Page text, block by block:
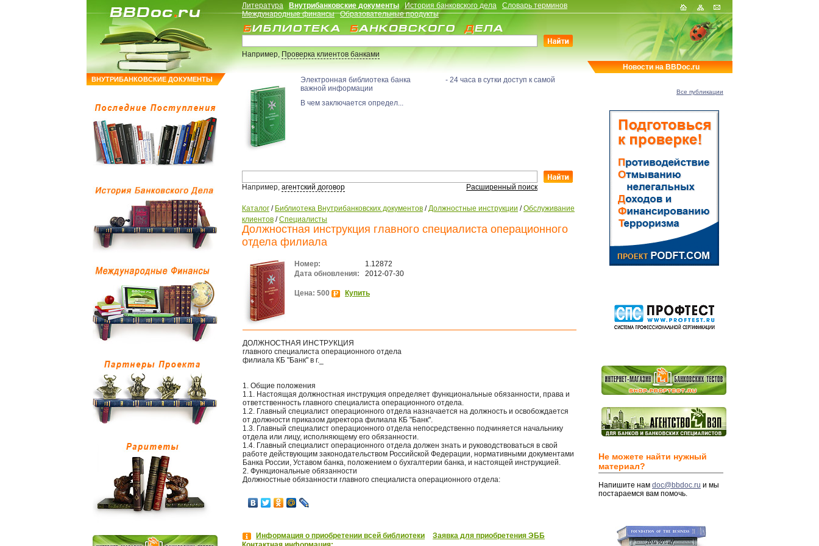
ВНУТРИБАНКОВСКИЕ ДОКУМЕНТЫ
Литература Внутрибанковские документы История банковского дела
Словарь терминов
Международные финансы
Образовательные продукты
Например,Проверка клиентов банками
Электронная библиотека банка - 24 часа в сутки доступ к самой
важной информации
В чем заключается определ...
Например, агентский договор Расширенный поиск
Каталог / Библиотека Внутрибанковских документов /Должностные инструкции /Обслуживание
клиентов /Специалисты
Должностная инструкция главного специалиста операционного
отдела филиала
Номер:
1.12872
Дата обновления:
2012-07-30
Цена: 500 Купить
ДОЛЖНОСТНАЯ ИНСТРУКЦИЯ
главного специалиста операционного отдела
филиала КБ "Банк" в г._
1. Общие положения
1.1. Настоящая должностная инструкция определяет функциональные обязанности, права и
ответственность главного специалиста операционного отдела.
1.2. Главный специалист операционного отдела назначается на должность и освобождается
от должности приказом директора филиала КБ "Банк".
1.3. Главный специалист операционного отдела непосредственно подчиняется начальнику
отдела или лицу, исполняющему его обязанности.
1.4. Главный специалист операционного отдела должен знать и руководствоваться в свой
работе действующим законодательством Российской Федерации, нормативными документами
Банка России, Уставом банка, положением о бухгалтерии банка, и настоящей инструкцией.
2. Функциональные обязанности
Должностные обязанности главного специалиста операционного отдела:
Информация о приобретении всей библиотеки
Заявка для приобретения ЭББ
Новости на BBDoc.ru
Все публикации
Не можете найти нужный
материал?
Напишите нам doc@bbdoc.ru и мы
постараемся вам помочь.